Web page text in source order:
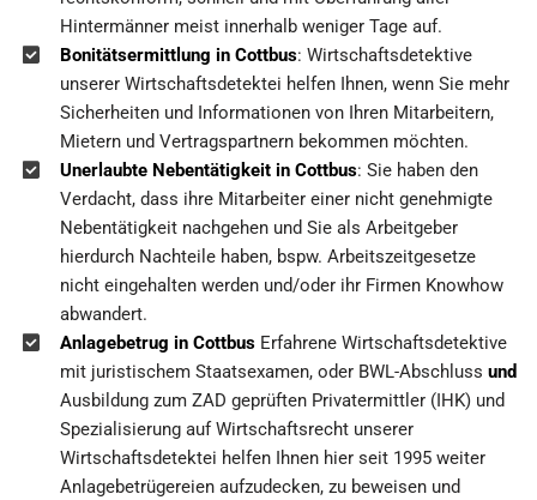
Hintermänner meist innerhalb weniger Tage auf.
Bonitätsermittlung in Cottbus: Wirtschaftsdetektive
unserer Wirtschaftsdetektei helfen Ihnen, wenn Sie mehr
Sicherheiten und Informationen von Ihren Mitarbeitern,
Mietern und Vertragspartnern bekommen möchten.
Unerlaubte Nebentätigkeit in Cottbus: Sie haben den
Verdacht, dass ihre Mitarbeiter einer nicht genehmigte
Nebentätigkeit nachgehen und Sie als Arbeitgeber
hierdurch Nachteile haben, bspw. Arbeitszeitgesetze
nicht eingehalten werden und/oder ihr Firmen Knowhow
abwandert.
Anlagebetrug in Cottbus Erfahrene Wirtschaftsdetektive
mit juristischem Staatsexamen, oder BWL-Abschluss und
Ausbildung zum ZAD geprüften Privatermittler (IHK) und
Spezialisierung auf Wirtschaftsrecht unserer
Wirtschaftsdetektei helfen Ihnen hier seit 1995 weiter
Anlagebetrügereien aufzudecken, zu beweisen und